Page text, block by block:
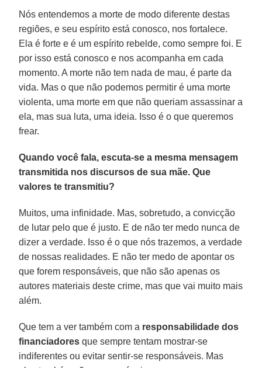
Nós entendemos a morte de modo diferente destas
regiões, e seu espírito está conosco, nos fortalece.
Ela é forte e é um espírito rebelde, como sempre foi. E
por isso está conosco e nos acompanha em cada
momento. A morte não tem nada de mau, é parte da
vida. Mas o que não podemos permitir é uma morte
violenta, uma morte em que não queriam assassinar a
ela, mas sua luta, uma ideia. Isso é o que queremos
frear.
Quando você fala, escuta-se a mesma mensagem
transmitida nos discursos de sua mãe. Que
valores te transmitiu?
Muitos, uma infinidade. Mas, sobretudo, a convicção
de lutar pelo que é justo. E de não ter medo nunca de
dizer a verdade. Isso é o que nós trazemos, a verdade
de nossas realidades. E não ter medo de apontar os
que forem responsáveis, que não são apenas os
autores materiais deste crime, mas que vai muito mais
além.
Que tem a ver também com a responsabilidade dos
financiadores que sempre tentam mostrar-se
indiferentes ou evitar sentir-se responsáveis. Mas